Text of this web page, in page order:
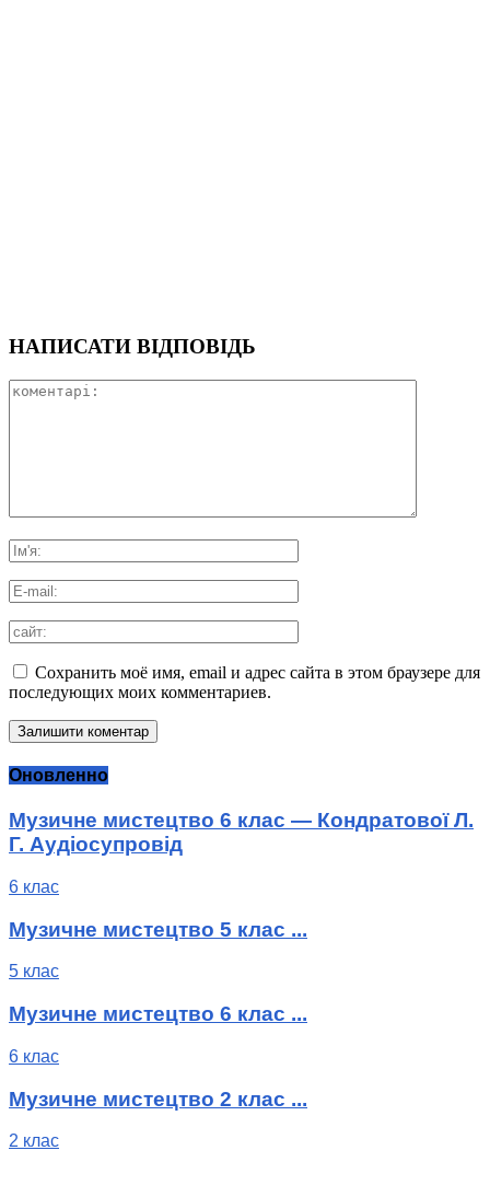
НАПИСАТИ ВІДПОВІДЬ
Сохранить моё имя, email и адрес сайта в этом браузере для
последующих моих комментариев.
Оновленно
Музичне мистецтво 6 клас — Кондратової Л.
Г. Аудіосупровід
6 клас
Музичне мистецтво 5 клас ...
5 клас
Музичне мистецтво 6 клас ...
6 клас
Музичне мистецтво 2 клас ...
2 клас